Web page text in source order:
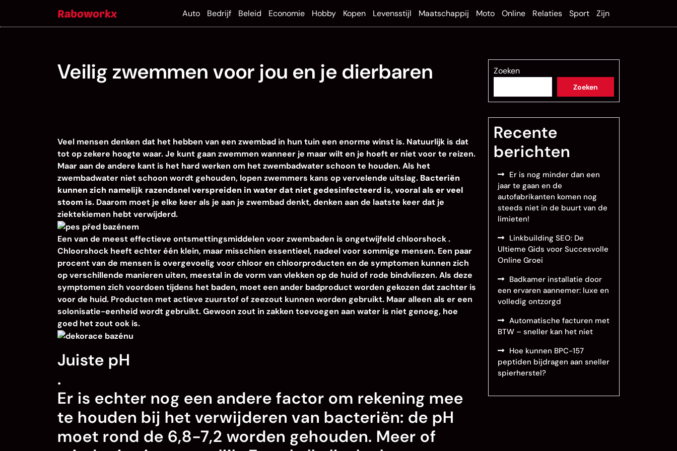
content
Raboworkx Auto Bedrijf Beleid Economie Hobby Kopen Levensstijl Maatschappij Moto Online Relaties Sport Zijn
Veilig zwemmen voor jou en je dierbaren
Veel mensen denken dat het hebben van een zwembad in hun tuin een enorme winst is. Natuurlijk is dat
tot op zekere hoogte waar. Je kunt gaan zwemmen wanneer je maar wilt en je hoeft er niet voor te reizen.
Maar aan de andere kant is het hard werken om het zwembadwater schoon te houden. Als het
zwembadwater niet schoon wordt gehouden, lopen zwemmers kans op vervelende uitslag. Bacteriën
kunnen zich namelijk razendsnel verspreiden in water dat niet gedesinfecteerd is, vooral als er veel
stoom is. Daarom moet je elke keer als je aan je zwembad denkt, denken aan de laatste keer dat je
ziektekiemen hebt verwijderd.
Een van de meest effectieve ontsmettingsmiddelen voor zwembaden is ongetwijfeld chloorshock.
Chloorshock heeft echter één klein, maar misschien essentieel, nadeel voor sommige mensen. Een paar
procent van de mensen is overgevoelig voor chloor en chloorproducten en de symptomen kunnen zich
op verschillende manieren uiten, meestal in de vorm van vlekken op de huid of rode bindvliezen. Als deze
symptomen zich voordoen tijdens het baden, moet een ander badproduct worden gekozen dat zachter is
voor de huid. Producten met actieve zuurstof of zeezout kunnen worden gebruikt. Maar alleen als er een
solonisatie-eenheid wordt gebruikt. Gewoon zout in zakken toevoegen aan water is niet genoeg, hoe
goed het zout ook is.
Juiste pH
.
Er is echter nog een andere factor om rekening mee
te houden bij het verwijderen van bacteriën: de pH
moet rond de 6,8-7,2 worden gehouden. Meer of
Zoeken
Zoeken
Recente
berichten
Er is nog minder dan een
jaar te gaan en de
autofabrikanten komen nog
steeds niet in de buurt van de
limieten!
Linkbuilding SEO: De
Ultieme Gids voor Succesvolle
Online Groei
Badkamer installatie door
een ervaren aannemer: luxe en
volledig ontzorgd
Automatische facturen met
BTW – sneller kan het niet
Hoe kunnen BPC-157
peptiden bijdragen aan sneller
spierherstel?